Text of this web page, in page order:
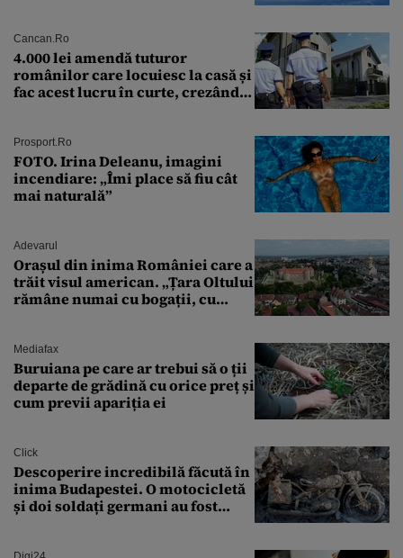
Cancan.ro
4.000 lei amendă tuturor
românilor care locuiesc la casă și
fac acest lucru în curte, crezând
Prosport.ro
FOTO. Irina Deleanu, imagini
incendiare: „Îmi place să fiu cât
mai naturală”
Adevarul
Orașul din inima României care a
trăit visul american. „Țara Oltului
rămâne numai cu bogații, cu
Mediafax
Buruiana pe care ar trebui să o ții
departe de grădină cu orice preț și
cum previi apariția ei
Click
Descoperire incredibilă făcută în
inima Budapestei. O motocicletă
și doi soldați germani au fost